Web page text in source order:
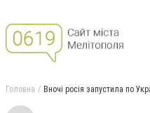
Головна Вночі росія запустила по